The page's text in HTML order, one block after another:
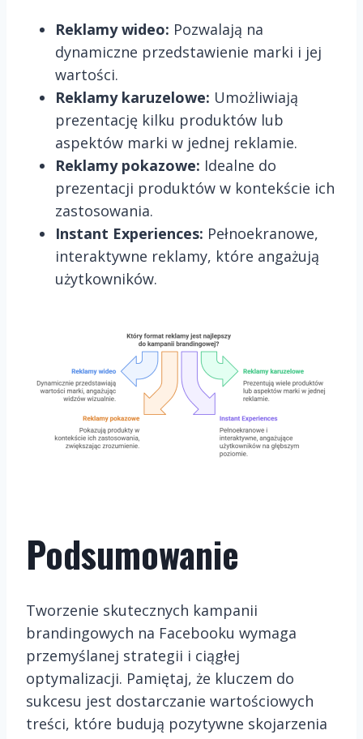
Reklamy wideo: Pozwalają na
dynamiczne przedstawienie marki i jej
wartości.
Reklamy karuzelowe: Umożliwiają
prezentację kilku produktów lub
aspektów marki w jednej reklamie.
Reklamy pokazowe: Idealne do
prezentacji produktów w kontekście ich
zastosowania.
Instant Experiences: Pełnoekranowe,
interaktywne reklamy, które angażują
użytkowników.
Podsumowanie
Tworzenie skutecznych kampanii
brandingowych na Facebooku wymaga
przemyślanej strategii i ciągłej
optymalizacji. Pamiętaj, że kluczem do
sukcesu jest dostarczanie wartościowych
treści, które budują pozytywne skojarzenia